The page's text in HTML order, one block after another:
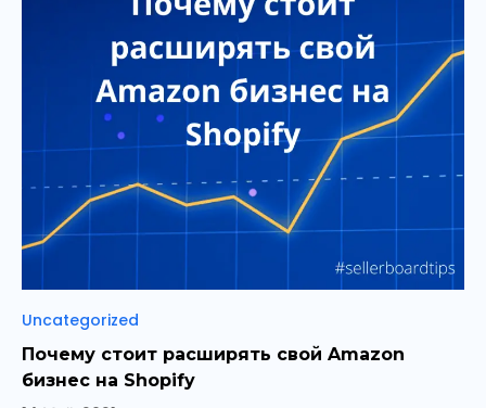
Рубрики
Uncategorized
Почему стоит расширять свой Amazon
бизнес на Shopify